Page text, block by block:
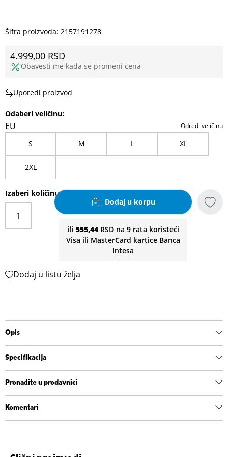
Šifra proizvoda: 2157191278
4.999,00 RSD
Obavesti me kada se promeni cena
Uporedi proizvod
Odaberi veličinu:
EU Odredi veličinu
S M L XL
2XL
Izaberi količinu
Dodaj u korpu
ili 555,44RSD na 9 rata koristeći
Visa ili MasterCard kartice Banca
Intesa
Dodaj u listu želja
Opis
Specifikacija
Pronađite u prodavnici
Komentari